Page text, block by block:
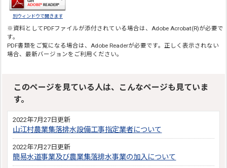
別ウィンドウで開きます
※資料としてPDFファイルが添付されている場合は、 Adobe Acrobat(R)が必要で
す。
PDF書類をご覧になる場合は、 Adobe Readerが必要です。正しく表示されない
場合、最新バージョンをご利用ください。
このページを見ている人は、こんなページも見ていま
す。
2022年7月27日更新
山江村農業集落排水設備工事指定業者について
2022年7月27日更新
簡易水道事業及び農業集落排水事業の加入について